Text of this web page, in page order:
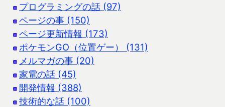
プログラミングの話 (97)
ページの事 (150)
ページ更新情報 (173)
ポケモンGO（位置ゲー） (131)
メルマガの事 (20)
家電の話 (45)
開発情報 (388)
技術的な話 (100)